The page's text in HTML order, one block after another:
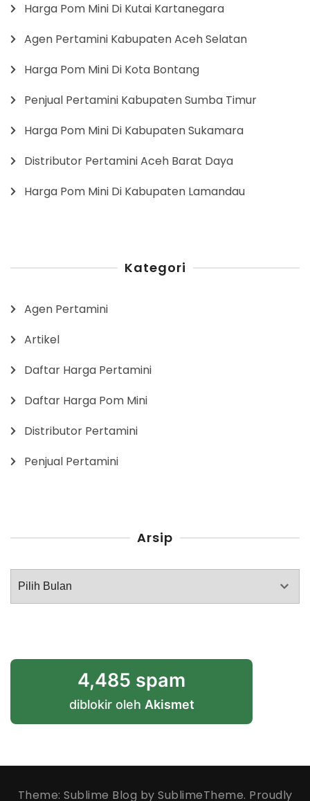
Harga Pom Mini Di Kutai Kartanegara
Agen Pertamini Kabupaten Aceh Selatan
Harga Pom Mini Di Kota Bontang
Penjual Pertamini Kabupaten Sumba Timur
Harga Pom Mini Di Kabupaten Sukamara
Distributor Pertamini Aceh Barat Daya
Harga Pom Mini Di Kabupaten Lamandau
Kategori
Agen Pertamini
Artikel
Daftar Harga Pertamini
Daftar Harga Pom Mini
Distributor Pertamini
Penjual Pertamini
Arsip
Arsip
4,485 spam
diblokir oleh Akismet
Theme: Sublime Blog by SublimeTheme. Proudly